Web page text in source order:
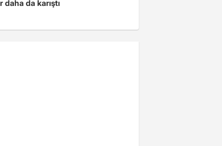
daha da karıştı